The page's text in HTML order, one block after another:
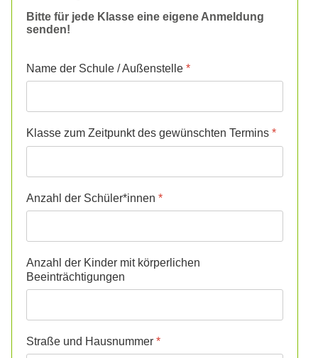
Bitte für jede Klasse eine eigene Anmeldung
senden!
Name der Schule / Außenstelle*
Klasse zum Zeitpunkt des gewünschten Termins*
Anzahl der Schüler*innen*
Anzahl der Kinder mit körperlichen
Beeinträchtigungen
Straße und Hausnummer*